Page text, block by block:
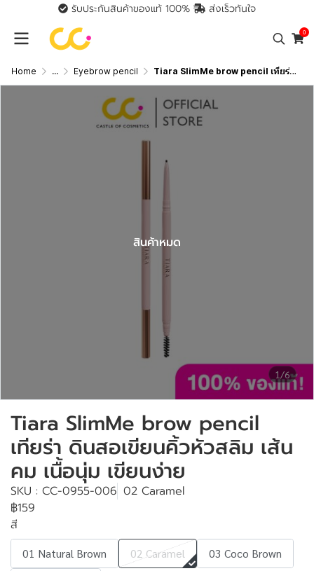
รับประกันสินค้าของแท้ 100% ส่งเร็วทันใจ
0
Home ... Eyebrow pencil Tiara SlimMe brow pencil เทียร่า ดินสอเขียนคิ้วหัวสลิม เส้นคม เนื้อนุ่ม เขียนง่าย
1/6
สินค้าหมด
Tiara SlimMe brow pencil
เทียร่า ดินสอเขียนคิ้วหัวสลิม เส้น
คม เนื้อนุ่ม เขียนง่าย
SKU : CC-0955-006 02 Caramel
฿159
สี
01 Natural Brown 02 Caramel
03 Coco Brown